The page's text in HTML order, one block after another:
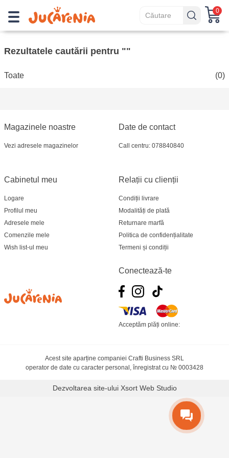
0
Rezultatele cautării pentru ""
Toate (0)
Magazinele noastre
Vezi adresele magazinelor
Relații cu clienții
Condiții livrare
Modalități de plată
Returnare marfă
Politica de confidențialitate
Termeni și condiții
Cabinetul meu
Logare
Profilul meu
Adresele mele
Comenzile mele
Wish list-ul meu
Date de contact
Call centru: 078840840
Conectează-te
Acceptăm plăți online:
Acest site aparține companiei Crafti Business SRL
operator de date cu caracter personal, înregistrat cu № 0003428
Dezvoltarea site-ului Xsort Web Studio